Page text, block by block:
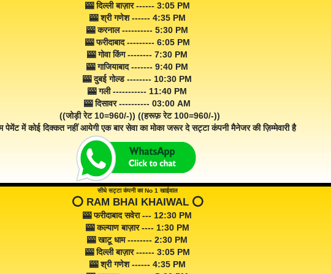
🎰 दिल्ली बाज़ार ------ 3:05 PM
🎰 श्री गणेश ------ 4:35 PM
🎰 करनाल ---------- 5:30 PM
🎰 फरीदाबाद --------- 6:05 PM
🎰 गोवा किंग -------- 7:30 PM
🎰 गाजियाबाद ------- 9:40 PM
🎰 दुबई गोल्ड -------- 10:30 PM
🎰 गली ----------- 11:40 PM
🎰 दिसावर ---------- 03:00 AM
((जोड़ी रेट 10=960/-)) ((हरूफ़ रेट 100=960/-))
पेमेंट में कोई दिक्कत नहीं आयेगी एक बार सेवा का मोका जरूर दे सट्टा कंपनी मैनेजर की ज़िम्मेवारी है
सीधे सट्टा कंपनी का No 1 खाईवाल
⭕️ RAM BHAI KHAIWAL ⭕️
🎰 फरीदाबाद सवेरा --- 12:30 PM
🎰 कल्याण बाज़ार ---- 1:30 PM
🎰 खाटू धाम -------- 2:30 PM
🎰 दिल्ली बाज़ार ------ 3:05 PM
🎰 श्री गणेश ------ 4:35 PM